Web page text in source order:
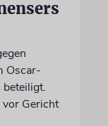
Oscar-
beteiligt.
Gericht